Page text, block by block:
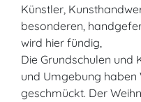
Künstler,
besonderen,
wird hier fündig,
Die Grundschulen und
und Umgebung
geschmückt. Der